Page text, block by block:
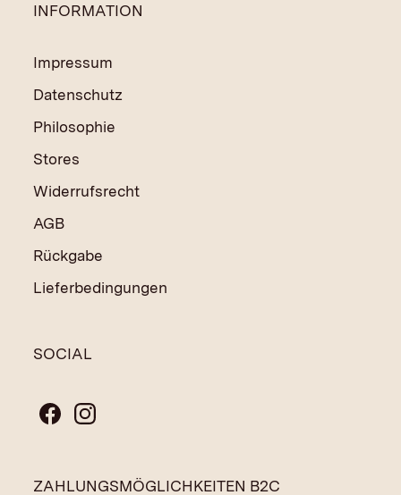
INFORMATION
Impressum
Datenschutz
Philosophie
Stores
Widerrufsrecht
AGB
Rückgabe
Lieferbedingungen
SOCIAL
ZAHLUNGSMÖGLICHKEITEN B2C